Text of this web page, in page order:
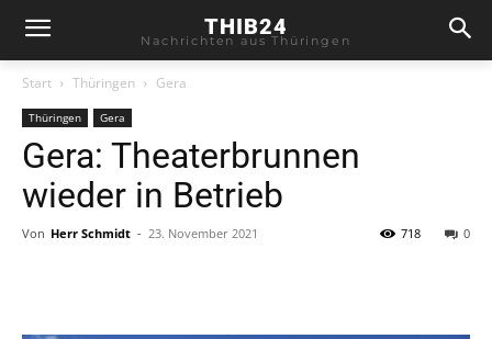
THIB24
Nachrichten aus Thüringen
Start Thüringen Gera
Thüringen Gera
Gera: Theaterbrunnen
wieder in Betrieb
Von Herr Schmidt - 23. November 2021 0
718